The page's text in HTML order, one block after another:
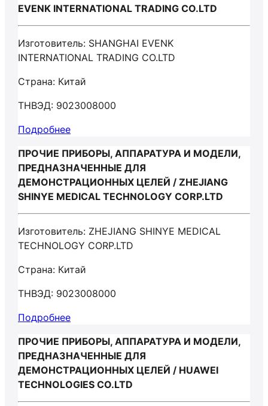
EVENK INTERNATIONAL TRADING CO.LTD
Изготовитель: SHANGHAI EVENK
INTERNATIONAL TRADING CO.LTD
Страна: Китай
ТНВЭД: 9023008000
Подробнее
ПРОЧИЕ ПРИБОРЫ, АППАРАТУРА И МОДЕЛИ,
ПРЕДНАЗНАЧЕННЫЕ ДЛЯ
ДЕМОНСТРАЦИОННЫХ ЦЕЛЕЙ / ZHEJIANG
SHINYE MEDICAL TECHNOLOGY CORP.LTD
Изготовитель: ZHEJIANG SHINYE MEDICAL
TECHNOLOGY CORP.LTD
Страна: Китай
ТНВЭД: 9023008000
Подробнее
ПРОЧИЕ ПРИБОРЫ, АППАРАТУРА И МОДЕЛИ,
ПРЕДНАЗНАЧЕННЫЕ ДЛЯ
ДЕМОНСТРАЦИОННЫХ ЦЕЛЕЙ / HUAWEI
TECHNOLOGIES CO.LTD